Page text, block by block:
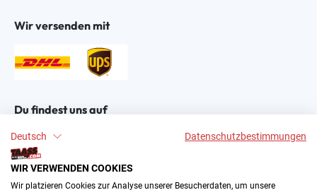
Deutsch Datenschutzbestimmungen
WIR VERWENDEN COOKIES
Wir platzieren Cookies zur Analyse unserer Besucherdaten, um unsere
Wir versenden mit
Du findest uns auf